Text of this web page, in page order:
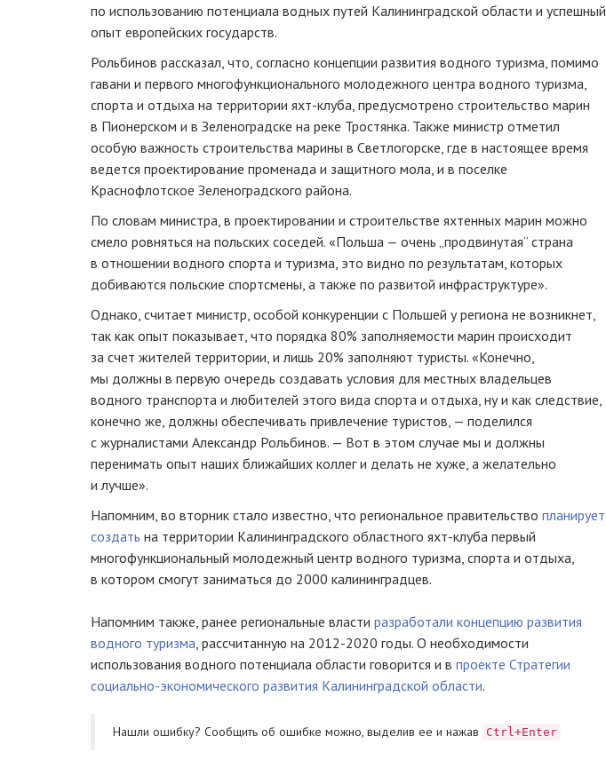
по использованию потенциала водных путей Калининградской области и успешный
опыт европейских государств.
Рольбинов рассказал, что, согласно концепции развития водного туризма, помимо
гавани и первого многофункционального молодежного центра водного туризма,
спорта и отдыха на территории яхт-клуба, предусмотрено строительство марин
в Пионерском и в Зеленоградске на реке Тростянка. Также министр отметил
особую важность строительства марины в Светлогорске, где в настоящее время
ведется проектирование променада и защитного мола, и в поселке
Краснофлотское Зеленоградского района.
По словам министра, в проектировании и строительстве яхтенных марин можно
смело ровняться на польских соседей. «Польша — очень „продвинутая“ страна
в отношении водного спорта и туризма, это видно по результатам, которых
добиваются польские спортсмены, а также по развитой инфраструктуре».
Однако, считает министр, особой конкуренции с Польшей у региона не возникнет,
так как опыт показывает, что порядка 80% заполняемости марин происходит
за счет жителей территории, и лишь 20% заполняют туристы. «Конечно,
мы должны в первую очередь создавать условия для местных владельцев
водного транспорта и любителей этого вида спорта и отдыха, ну и как следствие,
конечно же, должны обеспечивать привлечение туристов, — поделился
с журналистами Александр Рольбинов. — Вот в этом случае мы и должны
перенимать опыт наших ближайших коллег и делать не хуже, а желательно
и лучше».
Напомним, во вторник стало известно, что региональное правительство планирует
создать на территории Калининградского областного яхт-клуба первый
многофункциональный молодежный центр водного туризма, спорта и отдыха,
в котором смогут заниматься до 2000 калининградцев.
Напомним также, ранее региональные власти разработали концепцию развития
водного туризма, рассчитанную на 2012-2020 годы. О необходимости
использования водного потенциала области говорится и в проекте Стратегии
социально-экономического развития Калининградской области.
Нашли ошибку? Cообщить об ошибке можно, выделив ее и нажав Ctrl+Enter